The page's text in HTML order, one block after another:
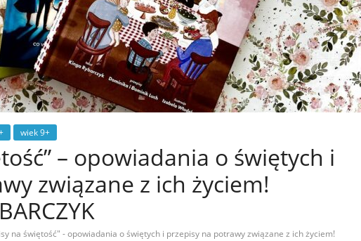
wiek 9+
– opowiadania o świętych i
związane z ich życiem!
na świętość" - opowiadania o świętych i przepisy na potrawy związane z ich życiem!